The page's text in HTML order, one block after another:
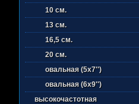
10 см.
13 см.
16,5 см.
20 см.
овальная (5х7'')
овальная (6х9'')
высокочастотная